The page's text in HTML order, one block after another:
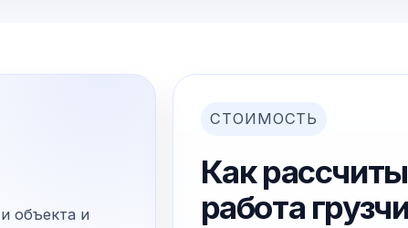
объекта и
СТОИМОСТЬ
Как
работа